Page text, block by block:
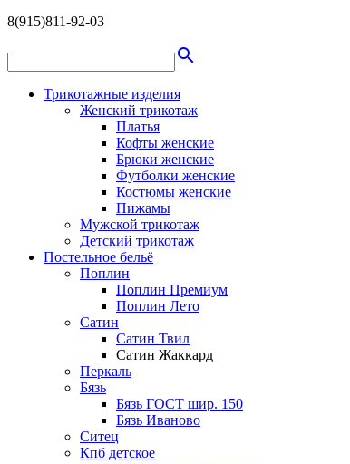
8(915)811-92-03
search
Трикотажные изделия
Женский трикотаж
Платья
Кофты женские
Брюки женские
Футболки женские
Костюмы женские
Пижамы
Мужской трикотаж
Детский трикотаж
Постельное бельё
Поплин
Поплин Премиум
Поплин Лето
Сатин
Сатин Твил
Сатин Жаккард
Перкаль
Бязь
Бязь ГОСТ шир. 150
Бязь Иваново
Ситец
Кпб детское